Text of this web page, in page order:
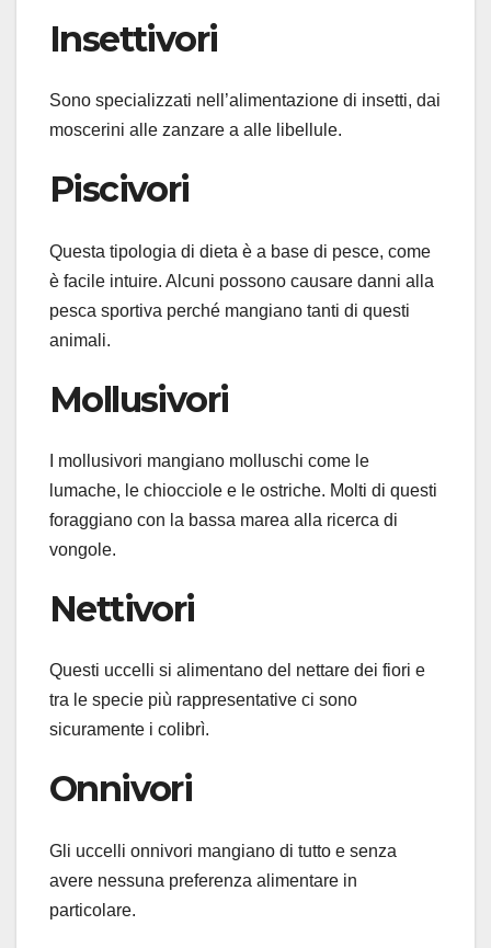
Insettivori
Sono specializzati nell’alimentazione di insetti, dai
moscerini alle zanzare a alle libellule.
Piscivori
Questa tipologia di dieta è a base di pesce, come
è facile intuire. Alcuni possono causare danni alla
pesca sportiva perché mangiano tanti di questi
animali.
Mollusivori
I mollusivori mangiano molluschi come le
lumache, le chiocciole e le ostriche. Molti di questi
foraggiano con la bassa marea alla ricerca di
vongole.
Nettivori
Questi uccelli si alimentano del nettare dei fiori e
tra le specie più rappresentative ci sono
sicuramente i colibrì.
Onnivori
Gli uccelli onnivori mangiano di tutto e senza
avere nessuna preferenza alimentare in
particolare.